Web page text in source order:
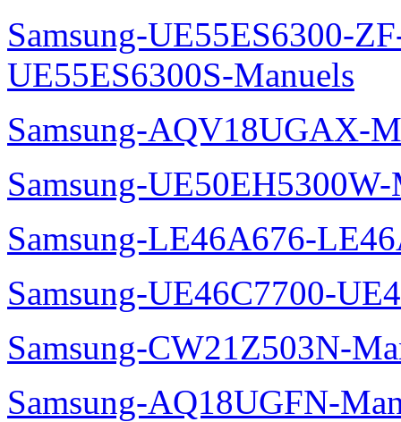
Samsung-UE55ES6300-
UE55ES6300S-Manuels
Samsung-AQV18UGAX-
Samsung-UE50EH5300W-
Samsung-LE46A676-
Samsung-UE46C7700-
Samsung-CW21Z503N-
Samsung-AQ18UGFN-